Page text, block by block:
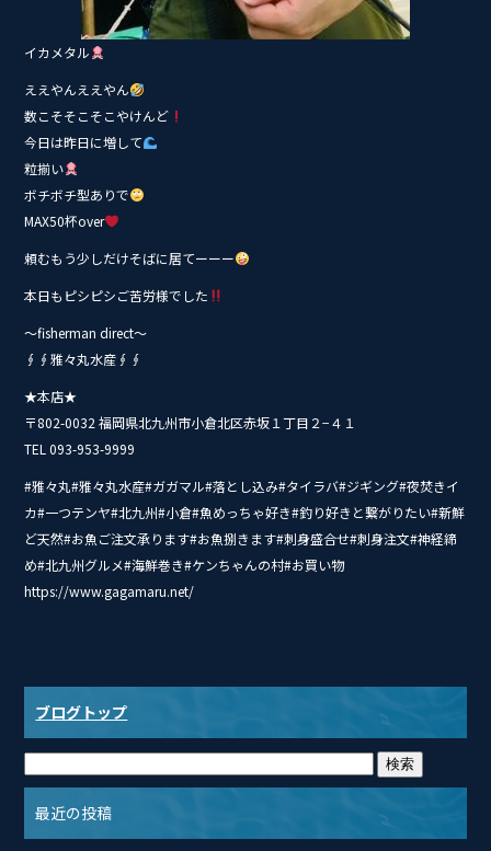
イカメタル
ええやんええやん
数こそそこそこやけんど
今日は昨日に増して
粒揃い
ボチボチ型ありで
MAX50杯over
頼むもう少しだけそばに居てーーー
本日もピシピシご苦労様でした
〜fisherman direct〜
∮∮雅々丸水産∮∮
★本店★
〒802-0032 福岡県北九州市小倉北区赤坂１丁目２−４１
TEL 093-953-9999
#雅々丸#雅々丸水産#ガガマル#落とし込み#タイ‭ラバ#ジギング#夜焚きイ
カ#一つテンヤ#北九州#小倉#魚めっちゃ好き#釣り好きと繋がりたい#新鮮
ど天然#お魚ご注文承ります#お魚捌きます#刺身盛合せ#刺身注文#神経締
め#北九州グルメ#海鮮巻き#ケンちゃんの村#お買い物
https://www.gagamaru.net/
ブログトップ
最近の投稿